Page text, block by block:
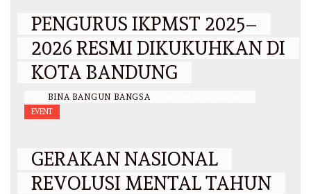
PENGURUS IKPMST 2025–
2026 RESMI DIKUKUHKAN DI
KOTA BANDUNG
BINA BANGUN BANGSA
EVENT
GERAKAN NASIONAL
REVOLUSI MENTAL TAHUN